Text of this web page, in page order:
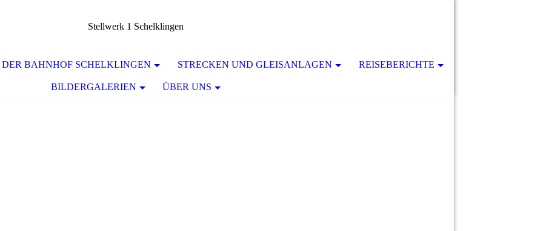
Stellwerk 1 Schelklingen
DER BAHNHOF SCHELKLINGEN STRECKEN UND GLEISANLAGEN REISEBERICHTE
BILDERGALERIEN ÜBER UNS